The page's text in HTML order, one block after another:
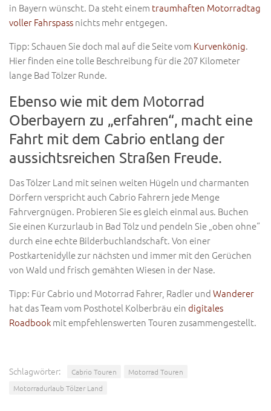
in Bayern wünscht. Da steht einem traumhaften Motorradtag
voller Fahrspassnichts mehr entgegen.
Tipp: Schauen Sie doch mal auf die Seite vom Kurvenkönig.
Hier finden eine tolle Beschreibung für die 207 Kilometer
lange Bad Tölzer Runde.
Ebenso wie mit dem Motorrad
Oberbayern zu „erfahren“, macht eine
Fahrt mit dem Cabrio entlang der
aussichtsreichen Straßen Freude.
Das Tölzer Land mit seinen weiten Hügeln und charmanten
Dörfern verspricht auch Cabrio Fahrern jede Menge
Fahrvergnügen. Probieren Sie es gleich einmal aus. Buchen
Sie einen Kurzurlaub in Bad Tölz und pendeln Sie „oben ohne“
durch eine echte Bilderbuchlandschaft. Von einer
Postkartenidylle zur nächsten und immer mit den Gerüchen
von Wald und frisch gemähten Wiesen in der Nase.
Tipp: Für Cabrio und Motorrad Fahrer, Radler undWanderer
hat das Team vom Posthotel Kolberbräu eindigitales
Roadbookmit empfehlenswerten Touren zusammengestellt.
Schlagwörter: Cabrio Touren
Motorrad Touren
Motorradurlaub Tölzer Land